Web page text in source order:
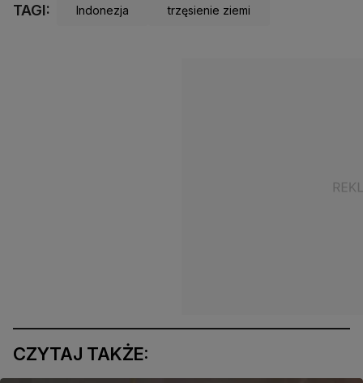
TAGI: Indonezja trzęsienie ziemi
CZYTAJ TAKŻE: